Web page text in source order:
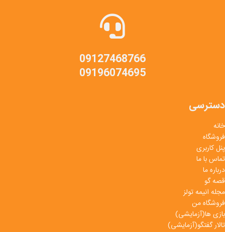
09127468766
09196074695
دسترسی
خانه
فروشگاه
پنل کاربری
تماس با ما
درباره ما
قصه گو
مجله انیمه تولز
فروشگاه من
بازی ها(آزمایشی)
تالار گفتگو(آزمایشی)